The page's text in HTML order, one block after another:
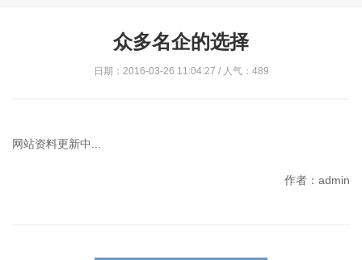
众多名企的选择
日期：2016-03-26 11:04:27 / 人气：489
网站资料更新中...
作者：admin